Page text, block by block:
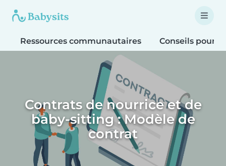
Ressources communautaires Conseils pour
Contrats de nourrice et de
baby-sitting : Modèle de
contrat